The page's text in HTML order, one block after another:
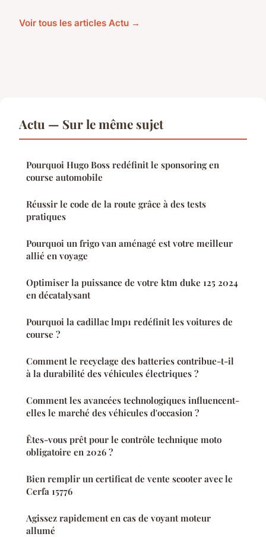
Voir tous les articles Actu →
Actu — Sur le même sujet
Pourquoi Hugo Boss redéfinit le sponsoring en
course automobile
Réussir le code de la route grâce à des tests
pratiques
Pourquoi un frigo van aménagé est votre meilleur
allié en voyage
Optimiser la puissance de votre ktm duke 125 2024
en décatalysant
Pourquoi la cadillac lmp1 redéfinit les voitures de
course ?
Comment le recyclage des batteries contribue-t-il
à la durabilité des véhicules électriques ?
Comment les avancées technologiques influencent-
elles le marché des véhicules d'occasion ?
Êtes-vous prêt pour le contrôle technique moto
obligatoire en 2026 ?
Bien remplir un certificat de vente scooter avec le
Cerfa 15776
Agissez rapidement en cas de voyant moteur
allumé